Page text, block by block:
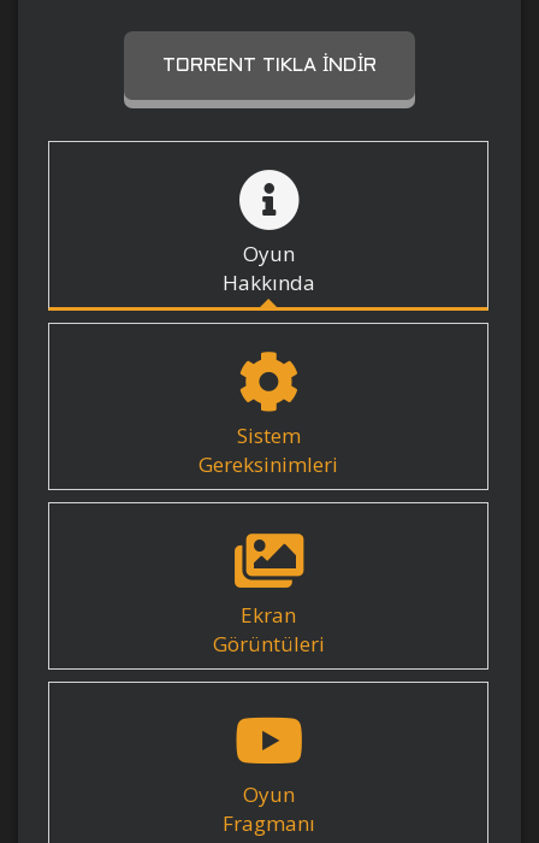
TORRENT TIKLA İNDIR
Oyun
Hakkında
Sistem
Gereksinimleri
Ekran
Görüntüleri
Oyun
Fragmanı